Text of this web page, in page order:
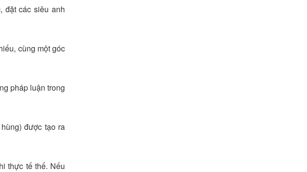
đặt các siêu anh
cùng một góc
pháp luận trong
được tạo ra
thực tế thế. Nếu